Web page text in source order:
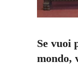
Se vuoi
mondo,